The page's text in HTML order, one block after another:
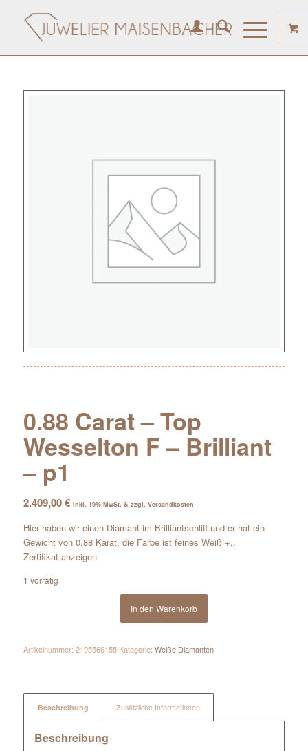
0.88 Carat – Top
Wesselton F – Brilliant
– p1
2.409,00€ inkl. 19% MwSt. & zzgl. Versandkosten
Hier haben wir einen Diamant im Brilliantschliff und er hat ein
Gewicht von 0.88 Karat, die Farbe ist feines Weiß +,.
Zertifikat anzeigen
1 vorrätig
In den Warenkorb
Artikelnummer: 2195566155 Kategorie: Weiße Diamanten
Beschreibung Zusätzliche Informationen
Beschreibung